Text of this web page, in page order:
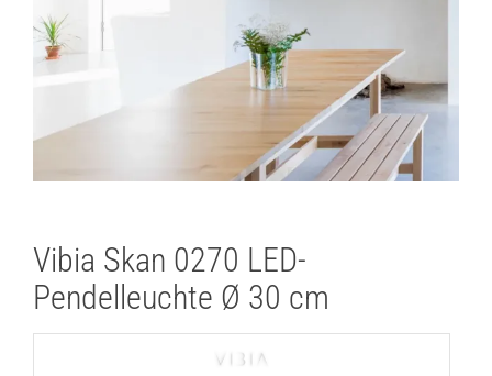
Vibia Skan 0270 LED-
Pendelleuchte Ø 30 cm